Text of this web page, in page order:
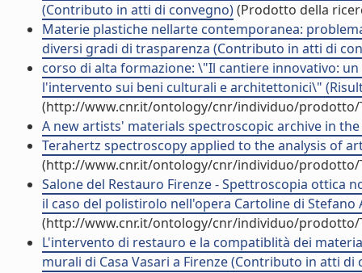
(Contributo in atti di convegno)(Prodotto della
Materie plastiche nellarte contemporanea:
diversi gradi di trasparenza (Contributo in atti di
corso di alta formazione: \"Il cantiere innovativo:
l'intervento sui beni culturali e architettonici\"
(http://www.cnr.it/ontology/cnr/individuo/prodotto/
A new artists' materials spectroscopic archive in
Terahertz spectroscopy applied to the analysis of
(http://www.cnr.it/ontology/cnr/individuo/prodotto/
Salone del Restauro Firenze - Spettroscopia ottica
il caso del polistirolo nell'opera Cartoline di
(http://www.cnr.it/ontology/cnr/individuo/prodotto/
L'intervento di restauro e la compatiblità dei
murali di Casa Vasari a Firenze (Contributo in atti di